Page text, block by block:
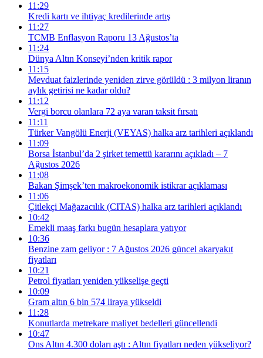
11:29
Kredi kartı ve ihtiyaç kredilerinde artış
11:27
TCMB Enflasyon Raporu 13 Ağustos’ta
11:24
Dünya Altın Konseyi’nden kritik rapor
11:15
Mevduat faizlerinde yeniden zirve görüldü : 3 milyon liranın
aylık getirisi ne kadar oldu?
11:12
Vergi borcu olanlara 72 aya varan taksit fırsatı
11:11
Türker Vangölü Enerji (VEYAS) halka arz tarihleri açıklandı
11:09
Borsa İstanbul’da 2 şirket temettü kararını açıkladı – 7
Ağustos 2026
11:08
Bakan Şimşek’ten makroekonomik istikrar açıklaması
11:06
Çitlekçi Mağazacılık (CITAS) halka arz tarihleri açıklandı
10:42
Emekli maaş farkı bugün hesaplara yatıyor
10:36
Benzine zam geliyor : 7 Ağustos 2026 güncel akaryakıt
fiyatları
10:21
Petrol fiyatları yeniden yükselişe geçti
10:09
Gram altın 6 bin 574 liraya yükseldi
11:28
Konutlarda metrekare maliyet bedelleri güncellendi
10:47
Ons Altın 4.300 doları aştı : Altın fiyatları neden yükseliyor?